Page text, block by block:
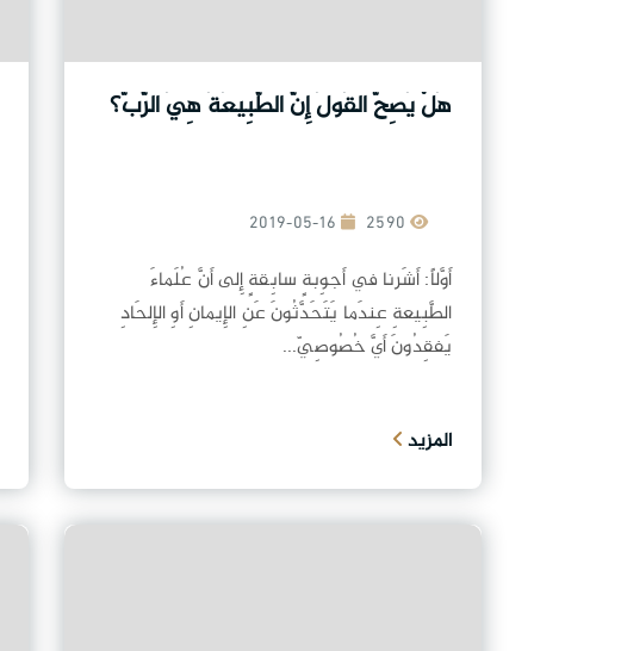
هَلْ يَصِحُّ القَولَ إِنَّ الطَّبِيعَةَ هِيَ الرَّبُّ؟
2019-05-16
أَوَّلاً: أَشَرنا في أَجوِبةٍ سابِقةٍ إِلى أَنَّ عُلَماءَ
الطَّبِيعةِ عِندَما يَتَحَدَّثُونَ عَنِ الإِيمانِ أَوِ الإِلحَادِ
يَفقِدُونَ أَيَّ خُصُوصِيّ...
المزيد